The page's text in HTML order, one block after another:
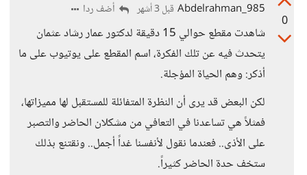
0
Abdelrahman_985 قبل 3 أشهر أضف ردا
شاهدت مقطع حوالي 15 دقيقة لدكتور عمار رشاد عثمان
يتحدث فيه عن تلك الفكرة، اسم المقطع على يوتيوب على ما
أذكر: وهم الحياة المؤجلة.
لكن البعض قد يرى أن النظرة المتفائلة للمستقبل لها مميزاتها،
فمثلاً هي تساعدنا في التعافي من مشكلان الحاضر والتصبر
على الأذى.. فعندما نقول لأنفسنا غداً أجمل.. ونقتنع بذلك
ستخف حدة الحاضر كثيراً.